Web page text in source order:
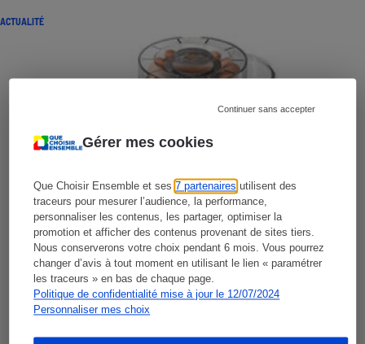
Gérer mes cookies
Que Choisir Ensemble et ses7 partenaires utilisent des
traceurs pour mesurer l’audience, la performance,
personnaliser les contenus, les partager, optimiser la
promotion et afficher des contenus provenant de sites tiers.
Nous conserverons votre choix pendant 6 mois. Vous pourrez
changer d’avis à tout moment en utilisant le lien « paramétrer
les traceurs » en bas de chaque page.
Politique de confidentialité mise à jour le 12/07/2024
Personnaliser mes choix
Continuer sans accepter
ACTUALITÉ